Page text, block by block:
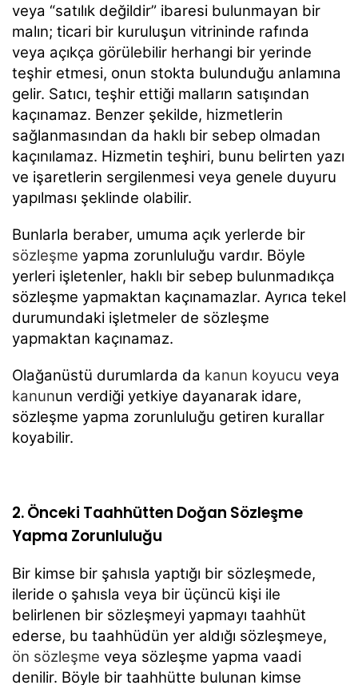
veya “satılık değildir” ibaresi bulunmayan bir
malın; ticari bir kuruluşun vitrininde rafında
veya açıkça görülebilir herhangi bir yerinde
teşhir etmesi, onun stokta bulunduğu anlamına
gelir. Satıcı, teşhir ettiği malların satışından
kaçınamaz. Benzer şekilde, hizmetlerin
sağlanmasından da haklı bir sebep olmadan
kaçınılamaz. Hizmetin teşhiri, bunu belirten yazı
ve işaretlerin sergilenmesi veya genele duyuru
yapılması şeklinde olabilir.
Bunlarla beraber, umuma açık yerlerde bir
sözleşme yapma zorunluluğu vardır. Böyle
yerleri işletenler, haklı bir sebep bulunmadıkça
sözleşme yapmaktan kaçınamazlar. Ayrıca tekel
durumundaki işletmeler de sözleşme
yapmaktan kaçınamaz.
Olağanüstü durumlarda da kanun koyucu veya
kanunun verdiği yetkiye dayanarak idare,
sözleşme yapma zorunluluğu getiren kurallar
koyabilir.
2. Önceki Taahhütten Doğan Sözleşme
Yapma Zorunluluğu
Bir kimse bir şahısla yaptığı bir sözleşmede,
ileride o şahısla veya bir üçüncü kişi ile
belirlenen bir sözleşmeyi yapmayı taahhüt
ederse, bu taahhüdün yer aldığı sözleşmeye,
ön sözleşme veya sözleşme yapma vaadi
denilir. Böyle bir taahhütte bulunan kimse